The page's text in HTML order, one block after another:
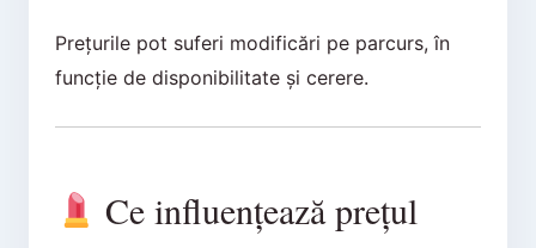
Prețurile pot suferi modificări pe parcurs, în
funcție de disponibilitate și cerere.
Ce influențează prețul